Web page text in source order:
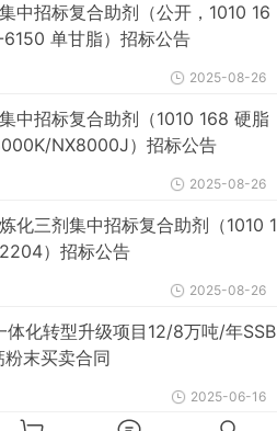
中招标复合助剂（公开，1010 16
单甘脂）招标公告
2025-08-26
中招标复合助剂（1010 168 硬脂
NX8000J）招标公告
2025-08-26
化三剂集中招标复合助剂（1010 1
）招标公告
2025-08-26
体化转型升级项目12/8万吨/年SSB
粉末买卖合同
2025-06-16